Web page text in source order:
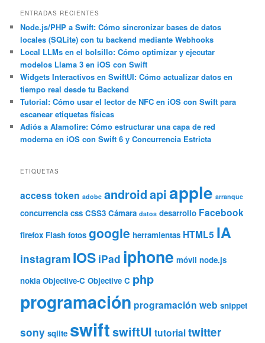
c
a
r
ENTRADAS RECIENTES
Node.js/PHP a Swift: Cómo sincronizar bases de datos
locales (SQLite) con tu backend mediante Webhooks
Local LLMs en el bolsillo: Cómo optimizar y ejecutar
modelos Llama 3 en iOS con Swift
Widgets Interactivos en SwiftUI: Cómo actualizar datos en
tiempo real desde tu Backend
Tutorial: Cómo usar el lector de NFC en iOS con Swift para
escanear etiquetas físicas
Adiós a Alamofire: Cómo estructurar una capa de red
moderna en iOS con Swift 6 y Concurrencia Estricta
ETIQUETAS
access token adobe androidapiapple arranque
concurrencia css CSS3 Cámara datos desarrollo Facebook
firefox Flash fotos google herramientas HTML5 IA
instagram IOS iPad iphone móvil node.js
nokia Objective-C Objective C php
programación programación web snippet
sony sqlite swiftswiftUI tutorialtwitter